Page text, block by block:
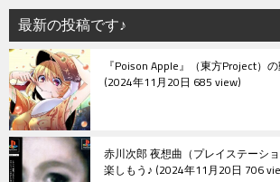
最新の投稿です♪
『Poison Apple』（東方Project）
2024年11月20日 685 view
赤川次郎 夜想曲（プレイステーシ
楽しもう♪ 2024年11月20日 706